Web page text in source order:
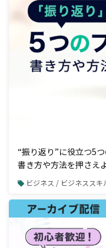
“振り返り”に役立つ5
書き方や方法を押さえ
ビジネス / ビジネススキ